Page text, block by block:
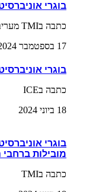
בוגרי
כתבה בTMI מעריב
17 בספטמבר 2024
בוגרי
כתבה בICE
18 ביוני 2024
בוגרי
מובילות
כתבה בTMI